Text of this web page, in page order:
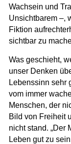
Wachsein und
Unsichtbarem –,
Fiktion
sichtbar zu
Was geschieht,
unser Denken
Lebenssinn sehr
vom immer
Menschen, der
Bild von Freiheit
nicht stand. „Der
Leben gut zu